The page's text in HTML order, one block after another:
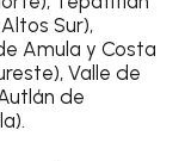
Sur),
Amula y Costa
Valle de
de